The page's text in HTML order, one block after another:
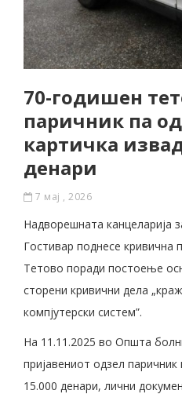
70-годишен
паричник па од
картичка
денари
7 мај , 2026
Надворешната канцеларија
Гостивар поднесе кривична
Тетово поради постоење
сторени кривични дела
компјутерски систем”.
На 11.11.2025 во Општа
пријавениот одзел
15.000 денари, лични